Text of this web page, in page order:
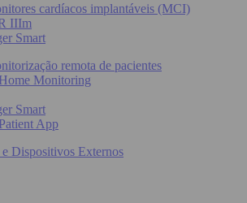
cardíacos implantáveis (MCI)
IIIm
Smart
remota de pacientes
Monitoring
Smart
App
e Dispositivos Externos